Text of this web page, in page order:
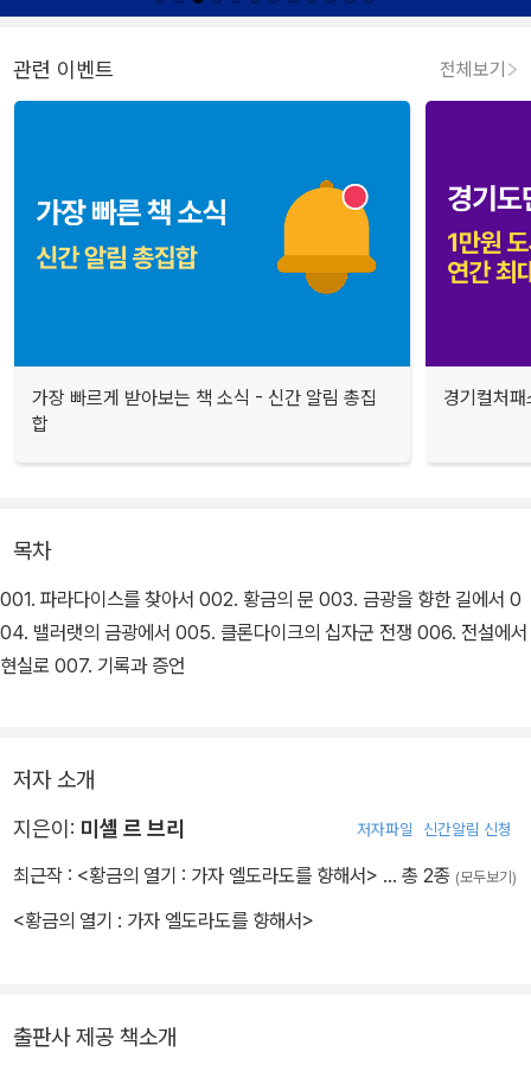
관련 이벤트 전체보기
가장 빠르게 받아보는 책 소식 - 신간 알림 총집
합
경기컬처
목차
001. 파라다이스를 찾아서 002. 황금의 문 003. 금광을 향한 길에서 0
04. 밸러랫의 금광에서 005. 클론다이크의 십자군 전쟁 006. 전설에서
현실로 007. 기록과 증언
저자 소개
지은이: 미셸 르 브리 저자파일 신간알림 신청
최근작 : <황금의 열기 : 가자 엘도라도를 향해서> … 총 2종 (모두보기)
<황금의 열기 : 가자 엘도라도를 향해서>
출판사 제공 책소개